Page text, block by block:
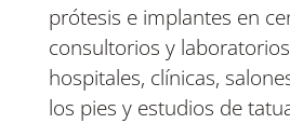
prótesis e implantes en
consultorios y
hospitales, clínicas,
los pies y estudios de